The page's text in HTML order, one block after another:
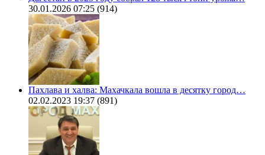
30.01.2026 07:25 (914)
Пахлава и халва: Махачкала вошла в десятку город…
02.02.2023 19:37 (891)